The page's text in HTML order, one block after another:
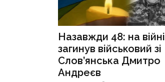
Назавжди 48: на війні
загинув військовий зі
Слов’янська Дмитро
Андреєв